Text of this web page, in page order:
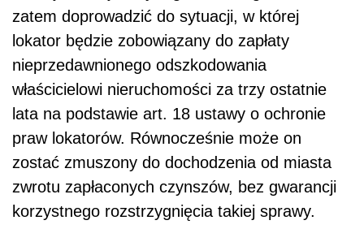
zatem doprowadzić do sytuacji, w której
lokator będzie zobowiązany do zapłaty
nieprzedawnionego odszkodowania
właścicielowi nieruchomości za trzy ostatnie
lata na podstawie art. 18 ustawy o ochronie
praw lokatorów. Równocześnie może on
zostać zmuszony do dochodzenia od miasta
zwrotu zapłaconych czynszów, bez gwarancji
korzystnego rozstrzygnięcia takiej sprawy.